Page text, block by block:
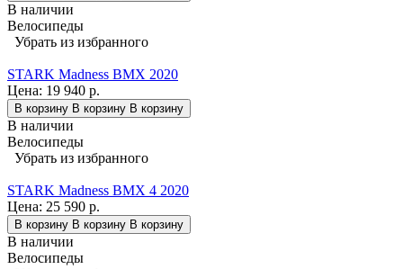
В наличии
Велосипеды
Убрать из избранного
STARK Madness BMX 2020
Цена: 19 940 р.
В корзину В корзину В корзину
В наличии
Велосипеды
Убрать из избранного
STARK Madness BMX 4 2020
Цена: 25 590 р.
В корзину В корзину В корзину
В наличии
Велосипеды